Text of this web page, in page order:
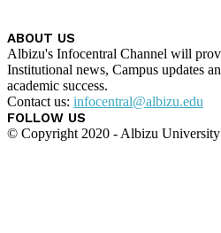
ABOUT US
Albizu's Infocentral Channel will
Institutional news, Campus updates
academic success.
Contact us: infocentral@albizu.edu
FOLLOW US
© Copyright 2020 - Albizu University